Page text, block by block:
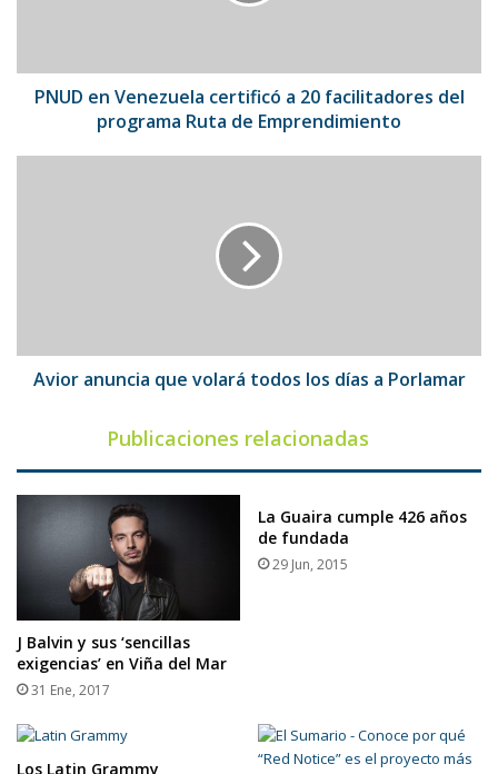
programa
RutaPNUD en Venezuela certificó a 20 facilitadores del
programa Ruta de Emprendimiento
Porlamar
Avior anuncia que volará todos los días a Porlamar
Publicaciones relacionadas
J Balvin y sus ‘sencillas
exigencias’ en Viña del Mar
31 Ene, 2017
La Guaira cumple 426 años
de fundada
29 Jun, 2015
Los Latin Grammy